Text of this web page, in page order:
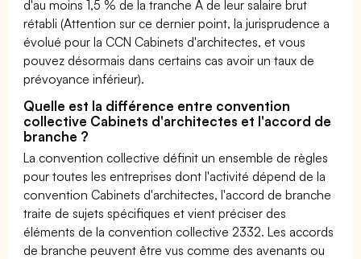
d'au moins 1,5 % de la tranche A de leur salaire brut
rétabli (Attention sur ce dernier point, la jurisprudence a
évolué pour la CCN Cabinets d'architectes, et vous
pouvez désormais dans certains cas avoir un taux de
prévoyance inférieur).
Quelle est la différence entre convention
collective Cabinets d'architectes et l'accord de
branche ?
La convention collective définit un ensemble de règles
pour toutes les entreprises dont l'activité dépend de la
convention Cabinets d'architectes, l'accord de branche
traite de sujets spécifiques et vient préciser des
éléments de la convention collective 2332. Les accords
de branche peuvent être vus comme des avenants ou